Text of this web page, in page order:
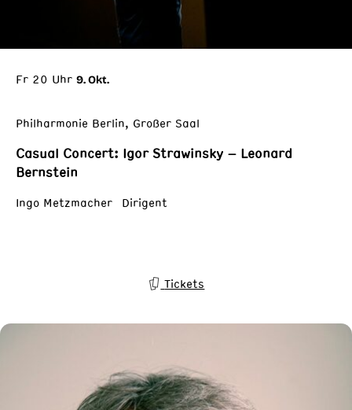
Fr 20 Uhr 9. Okt.
Philharmonie Berlin, Großer Saal
Casual Concert: Igor Strawinsky – Leonard
Bernstein
Ingo Metzmacher Dirigent
Tickets